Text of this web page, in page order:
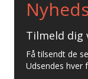
Tilmeld dig
Få tilsendt de
Udsendes hver